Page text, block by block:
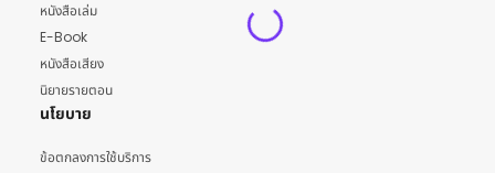
หนังสือเล่ม
E-Book
หนังสือเสียง
นิยายรายตอน
นโยบาย
ข้อตกลงการใช้บริการ